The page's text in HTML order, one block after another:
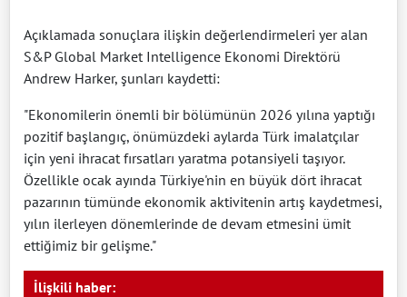
Açıklamada sonuçlara ilişkin değerlendirmeleri yer alan
S&P Global Market Intelligence Ekonomi Direktörü
Andrew Harker, şunları kaydetti:
"Ekonomilerin önemli bir bölümünün 2026 yılına yaptığı
pozitif başlangıç, önümüzdeki aylarda Türk imalatçılar
için yeni ihracat fırsatları yaratma potansiyeli taşıyor.
Özellikle ocak ayında Türkiye'nin en büyük dört ihracat
pazarının tümünde ekonomik aktivitenin artış kaydetmesi,
yılın ilerleyen dönemlerinde de devam etmesini ümit
ettiğimiz bir gelişme."​​​​​​​
İlişkili haber: